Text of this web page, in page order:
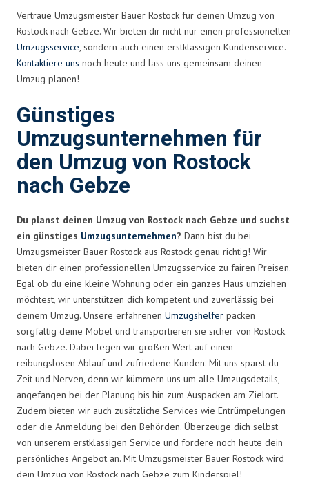
Vertraue Umzugsmeister Bauer Rostock für deinen Umzug von
Rostock nach Gebze. Wir bieten dir nicht nur einen professionellen
Umzugsservice, sondern auch einen erstklassigen Kundenservice.
Kontaktiere uns noch heute und lass uns gemeinsam deinen
Umzug planen!
Günstiges
Umzugsunternehmen für
den Umzug von Rostock
nach Gebze
Du planst deinen Umzug von Rostock nach Gebze und suchst
ein günstiges Umzugsunternehmen? Dann bist du bei
Umzugsmeister Bauer Rostock aus Rostock genau richtig! Wir
bieten dir einen professionellen Umzugsservice zu fairen Preisen.
Egal ob du eine kleine Wohnung oder ein ganzes Haus umziehen
möchtest, wir unterstützen dich kompetent und zuverlässig bei
deinem Umzug. Unsere erfahrenen Umzugshelfer packen
sorgfältig deine Möbel und transportieren sie sicher von Rostock
nach Gebze. Dabei legen wir großen Wert auf einen
reibungslosen Ablauf und zufriedene Kunden. Mit uns sparst du
Zeit und Nerven, denn wir kümmern uns um alle Umzugsdetails,
angefangen bei der Planung bis hin zum Auspacken am Zielort.
Zudem bieten wir auch zusätzliche Services wie Entrümpelungen
oder die Anmeldung bei den Behörden. Überzeuge dich selbst
von unserem erstklassigen Service und fordere noch heute dein
persönliches Angebot an. Mit Umzugsmeister Bauer Rostock wird
dein Umzug von Rostock nach Gebze zum Kinderspiel!